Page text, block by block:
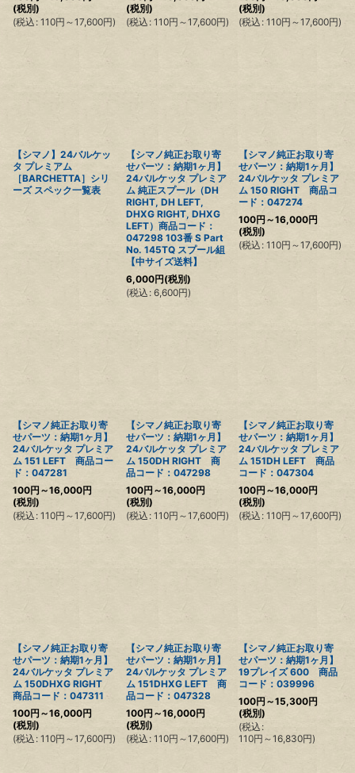
(税別)
(税込 : 110円 ～17,600円)
(税別)
(税込 : 110円 ～17,600円)
(税別)
(税込 : 110円 ～17,600円)
【シマノ】24バルケッ
タ プレミアム
［BARCHETTA］シリ
ーズ スペック一覧表
【シマノ純正お取り寄
せパーツ：納期1ヶ月】
24バルケッタ プレミア
ム 純正スプール（DH
RIGHT, DH LEFT,
DHXG RIGHT, DHXG
LEFT）商品コード：
047298 103番 S Part
No. 145TQ スプール組
【中サイズ送料】
6,000円(税別)
(税込 : 6,600円)
【シマノ純正お取り寄
せパーツ：納期1ヶ月】
24バルケッタ プレミア
ム 150 RIGHT 商品コ
ード：047274
100円～16,000円
(税別)
(税込 : 110円 ～17,600円)
【シマノ純正お取り寄
せパーツ：納期1ヶ月】
24バルケッタ プレミア
ム 151 LEFT 商品コー
ド：047281
100円 ～16,000円
(税別)
(税込 : 110円 ～17,600円)
【シマノ純正お取り寄
せパーツ：納期1ヶ月】
24バルケッタ プレミア
ム 150DH RIGHT 商
品コード：047298
100円～16,000円
(税別)
(税込 : 110円 ～17,600円)
【シマノ純正お取り寄
せパーツ：納期1ヶ月】
24バルケッタ プレミア
ム 151DH LEFT 商品
コード：047304
100円 ～16,000円
(税別)
(税込 : 110円 ～17,600円)
【シマノ純正お取り寄
せパーツ：納期1ヶ月】
24バルケッタ プレミア
ム 150DHXG RIGHT
商品コード：047311
100円 ～16,000円
(税別)
(税込 : 110円 ～17,600円)
【シマノ純正お取り寄
せパーツ：納期1ヶ月】
24バルケッタ プレミア
ム 151DHXG LEFT 商
品コード：047328
100円 ～16,000円
(税別)
(税込 : 110円 ～17,600円)
【シマノ純正お取り寄
せパーツ：納期1ヶ月】
19プレイズ 600 商品
コード：039996
100円～15,300円
(税別)
(税込 :
110円 ～16,830円)